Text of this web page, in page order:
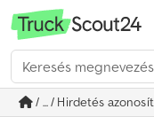
/ ... / Hirdetés